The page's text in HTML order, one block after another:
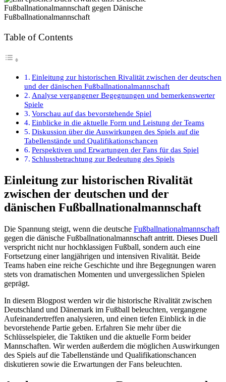
Table of Contents
Einleitung zur historischen Rivalität zwischen der deutschen
und der dänischen Fußballnationalmannschaft
Analyse vergangener Begegnungen und bemerkenswerter
Spiele
Vorschau auf das bevorstehende Spiel
Einblicke in die aktuelle Form und Leistung der Teams
Diskussion über die Auswirkungen des Spiels auf die
Tabellenstände und Qualifikationschancen
Perspektiven und Erwartungen der Fans für das Spiel
Schlussbetrachtung zur Bedeutung des Spiels
Einleitung zur historischen Rivalität
zwischen der deutschen und der
dänischen Fußballnationalmannschaft
Die Spannung steigt, wenn die deutsche Fußballnationalmannschaft
gegen die dänische Fußballnationalmannschaft antritt. Dieses Duell
verspricht nicht nur hochklassigen Fußball, sondern auch eine
Fortsetzung einer langjährigen und intensiven Rivalität. Beide
Teams haben eine reiche Geschichte und ihre Begegnungen waren
stets von dramatischen Momenten und unvergesslichen Spielen
geprägt.
In diesem Blogpost werden wir die historische Rivalität zwischen
Deutschland und Dänemark im Fußball beleuchten, vergangene
Aufeinandertreffen analysieren, und einen tiefen Einblick in die
bevorstehende Partie geben. Erfahren Sie mehr über die
Schlüsselspieler, die Taktiken und die aktuelle Form beider
Mannschaften. Wir werden außerdem die möglichen Auswirkungen
des Spiels auf die Tabellenstände und Qualifikationschancen
diskutieren sowie die Erwartungen der Fans beleuchten.